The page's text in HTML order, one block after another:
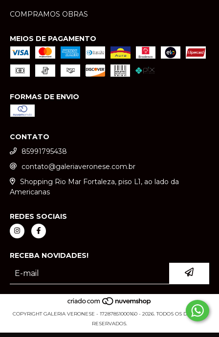
COMPRAMOS OBRAS
MEIOS DE PAGAMENTO
FORMAS DE ENVIO
CONTATO
85991795438
contato@galeriaveronese.com.br
Shopping Rio Mar Fortaleza, piso L1, ao lado da
Americanas
REDES SOCIAIS
RECEBA NOVIDADES!
COPYRIGHT GALERIA VERONESE - 17287851000160 - 2026. TODOS OS DIREITOS
RESERVADOS.